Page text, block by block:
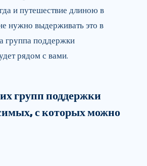
и путешествие длиною в
нужно выдерживать это в
группа поддержки
рядом с вами.
групп поддержки
с которых можно